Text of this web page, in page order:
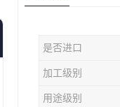
是否进口
加工级别
用途级别